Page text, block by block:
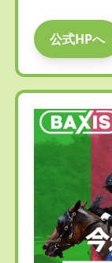
公式HPへ